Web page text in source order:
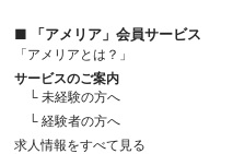
■ 「アメリア」会員サービス
「アメリアとは？」
サービスのご案内
└ 未経験の方へ
└ 経験者の方へ
求人情報をすべて見る